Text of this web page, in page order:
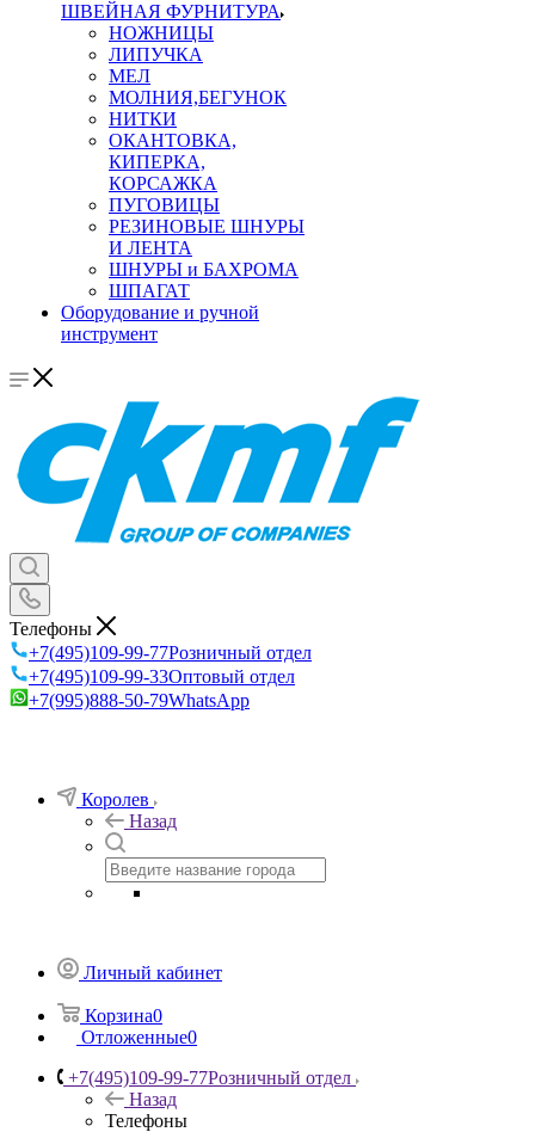
ШВЕЙНАЯ ФУРНИТУРА
НОЖНИЦЫ
ЛИПУЧКА
МЕЛ
МОЛНИЯ,БЕГУНОК
НИТКИ
ОКАНТОВКА,
КИПЕРКА,
КОРСАЖКА
ПУГОВИЦЫ
РЕЗИНОВЫЕ ШНУРЫ
И ЛЕНТА
ШНУРЫ и БАХРОМА
ШПАГАТ
Оборудование и ручной
инструмент
Телефоны
+7(495)109-99-77Розничный отдел
+7(495)109-99-33Оптовый отдел
+7(995)888-50-79WhatsApp
Королев
Назад
Личный кабинет
Корзина0
Отложенные0
+7(495)109-99-77Розничный отдел
Назад
Телефоны